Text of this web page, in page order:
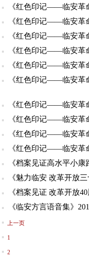
《红色印记——临安革
《红色印记——临安革
《红色印记——临安革
《红色印记——临安革
《红色印记——临安革
《红色印记——临安革
《红色印记——临安革
《红色印记——临安革
《红色印记——临安革
《红色印记——临安革
《档案见证高水平小康
《魅力临安 改革开放
《档案见证 改革开放
《临安方言语音集》
上一页
1
2